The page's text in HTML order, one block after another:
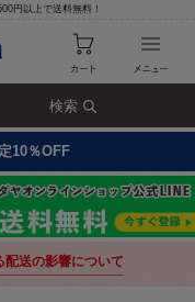
円以上で送料無料！
検索
10％OFF
配送の影響について